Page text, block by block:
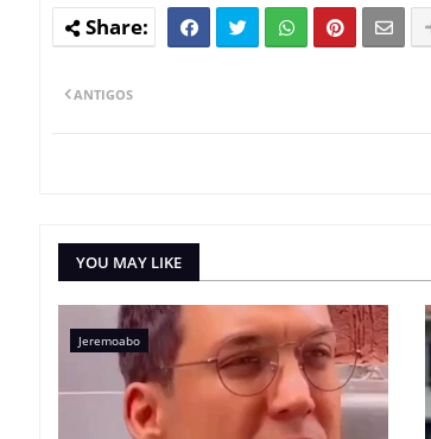
ANTIGOS
YOU MAY LIKE
Jeremoabo